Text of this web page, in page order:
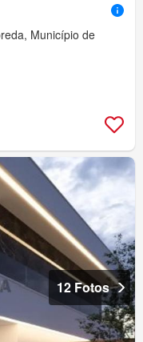
Município de
12 Fotos